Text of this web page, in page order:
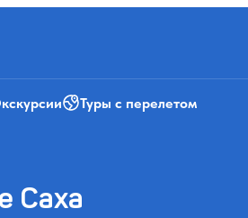
Туры с перелетом
Саха